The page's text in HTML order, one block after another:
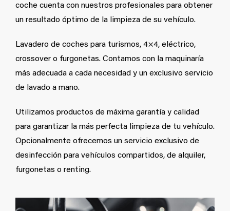
coche cuenta con nuestros profesionales para obtener
un resultado óptimo de la limpieza de su vehículo.
Lavadero de coches para turismos, 4×4, eléctrico,
crossover o furgonetas. Contamos con la maquinaría
más adecuada a cada necesidad y un exclusivo servicio
de lavado a mano.
Utilizamos productos de máxima garantía y calidad
para garantizar la más perfecta limpieza de tu vehículo.
Opcionalmente ofrecemos un servicio exclusivo de
desinfección para vehículos compartidos, de alquiler,
furgonetas o renting.